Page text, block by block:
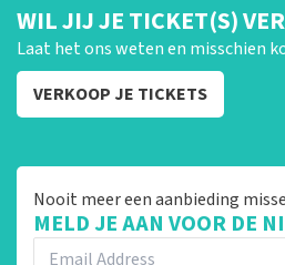
WIL JIJ JE TICKET(S)
Laat het ons weten en misschien
VERKOOP JE TICKETS
Nooit meer een aanbieding
MELD JE AAN VOOR DE